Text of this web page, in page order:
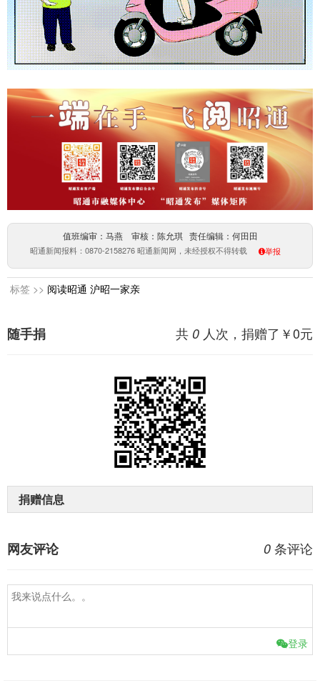
值班编审：马燕 审核：陈允琪 责任编辑：何田田
昭通新闻报料：0870-2158276 昭通新闻网，未经授权不得转载 举报
标签 >> 阅读昭通 沪昭一家亲
共 0 人次，捐赠了￥0元
随手捐
捐赠信息
0 条评论
网友评论
登录